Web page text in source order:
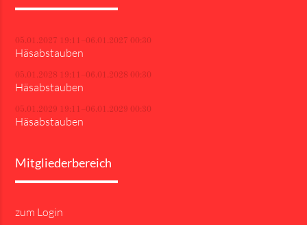
05.01.2027 19:11–06.01.2027 00:30
Häsabstauben
05.01.2028 19:11–06.01.2028 00:30
Häsabstauben
05.01.2029 19:11–06.01.2029 00:30
Häsabstauben
Mitgliederbereich
zum Login